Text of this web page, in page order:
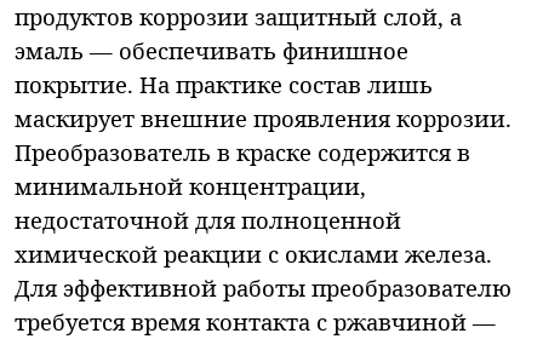
продуктов коррозии защитный слой, а
эмаль — обеспечивать финишное
покрытие. На практике состав лишь
маскирует внешние проявления коррозии.
Преобразователь в краске содержится в
минимальной концентрации,
недостаточной для полноценной
химической реакции с окислами железа.
Для эффективной работы преобразователю
требуется время контакта с ржавчиной —